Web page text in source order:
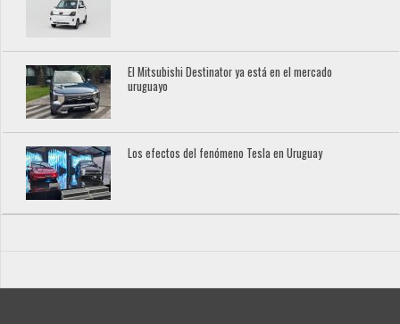
El Mitsubishi Destinator ya está en el mercado
uruguayo
Los efectos del fenómeno Tesla en Uruguay